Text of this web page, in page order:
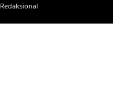
Redaksional